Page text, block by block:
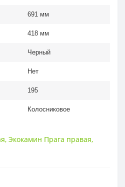
691 мм
418 мм
Черный
Нет
195
Колосниковое
, Экокамин Прага правая,